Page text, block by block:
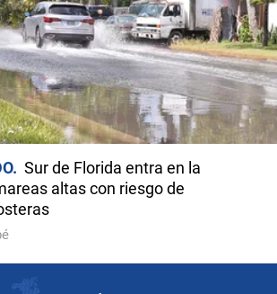
Sur de Florida entra en la
altas con riesgo de